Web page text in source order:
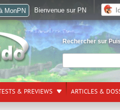
Rechercher sur
& PREVIEWS ARTICLES &
MonPN Bienvenue sur PN